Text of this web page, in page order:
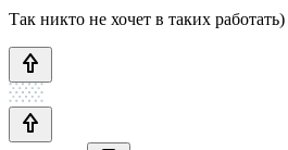
Так никто не хочет в таких